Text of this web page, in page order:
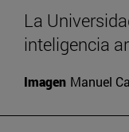
La
inteligencia
Imagen Manuel